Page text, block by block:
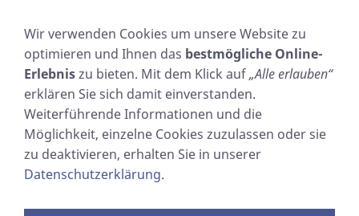
Reserveauslösesatz 60g
Sie sind hier:SOSTECHNIC Sicherheitsausrüstung
GmbH»PRODUKTE»RETTUNGSWESTEN» Zubehör
Reservesets
Wir verwenden Cookies um unsere Website zu
optimieren und Ihnen das bestmögliche Online-
Erlebniszu bieten. Mit dem Klick auf„Alle erlauben“
erklären Sie sich damit einverstanden.
Weiterführende Informationen und die
Möglichkeit, einzelne Cookies zuzulassen oder sie
zu deaktivieren, erhalten Sie in unserer
Datenschutzerklärung.